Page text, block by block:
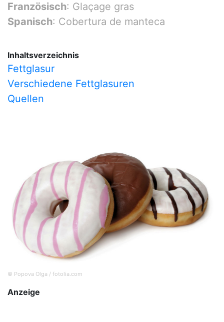
Französisch: Glaçage gras
Spanisch: Cobertura de manteca
Inhaltsverzeichnis
Fettglasur
Verschiedene Fettglasuren
Quellen
© Popova Olga / fotolia.com
Anzeige